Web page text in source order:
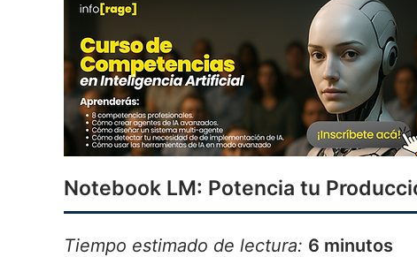
Notebook LM: Potencia tu
Tiempo estimado de lectura: 6 minutos